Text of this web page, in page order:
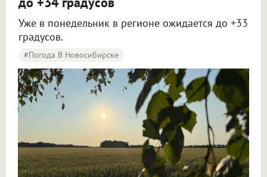
Уже в понедельник в регионе ожидается до +33
градусов.
#Погода В Новосибирске